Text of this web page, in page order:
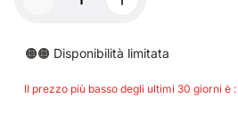
🟠🟠 Disponibilità limitata
Il prezzo più basso degli ultimi 30 giorni è :